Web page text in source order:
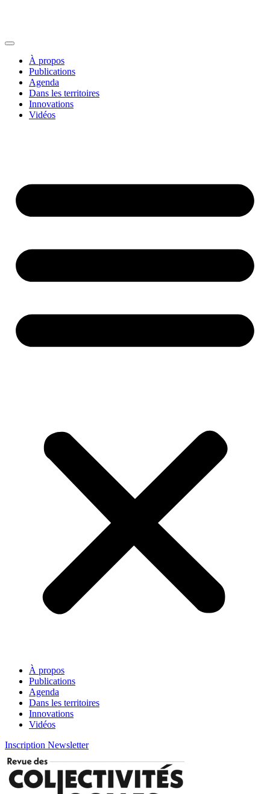
À propos
Publications
Agenda
Dans les territoires
Innovations
Vidéos
À propos
Publications
Agenda
Dans les territoires
Innovations
Vidéos
Inscription Newsletter